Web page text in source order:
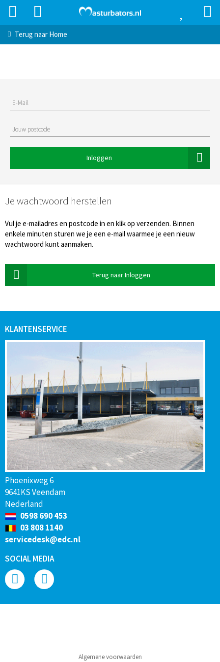
Terug naar Home
E-Mail
Jouw postcode
Inloggen
Je wachtwoord herstellen
Vul je e-mailadres en postcode in en klik op verzenden. Binnen
enkele minuten sturen we je een e-mail waarmee je een nieuw
wachtwoord kunt aanmaken.
Terug naar Inloggen
KLANTENSERVICE
Phoenixweg 6
9641KS Veendam
Nederland
0598 690 453
03 808 1140
servicedesk@edc.nl
SOCIAL MEDIA
Algemene voorwaarden